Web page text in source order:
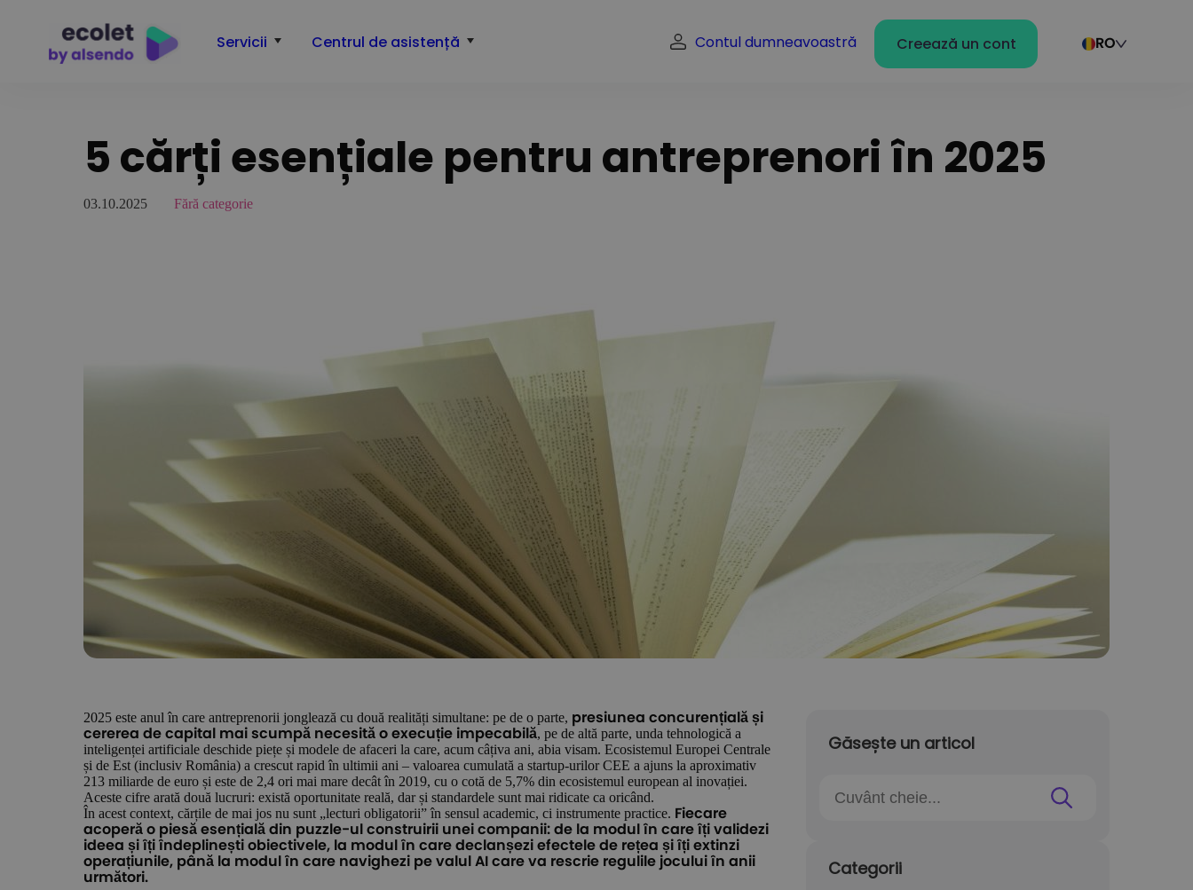
Contul dumneavoastră Creează un cont RO
Servicii Centrul de asistență
5 cărți esențiale pentru antreprenori în 2025
03.10.2025 Fără categorie
2025 este anul în care antreprenorii jonglează cu două realități simultane: pe de o parte, presiunea concurențială și
cererea de capital mai scumpă necesită o execuție impecabilă, pe de altă parte, unda tehnologică a
inteligenței artificiale deschide piețe și modele de afaceri la care, acum câțiva ani, abia visam. Ecosistemul Europei Centrale
și de Est (inclusiv România) a crescut rapid în ultimii ani – valoarea cumulată a startup-urilor CEE a ajuns la aproximativ
213 miliarde de euro și este de 2,4 ori mai mare decât în 2019, cu o cotă de 5,7% din ecosistemul european al inovației.
Aceste cifre arată două lucruri: există oportunitate reală, dar și standardele sunt mai ridicate ca oricând.
În acest context, cărțile de mai jos nu sunt „lecturi obligatorii” în sensul academic, ci instrumente practice. Fiecare
acoperă o piesă esențială din puzzle-ul construirii unei companii: de la modul în care îți validezi
ideea și îți îndeplinești obiectivele, la modul în care declanșezi efectele de rețea și îți extinzi
operațiunile, până la modul în care navighezi pe valul AI care va rescrie regulile jocului în anii
următori.
Găsește un articol
Categorii